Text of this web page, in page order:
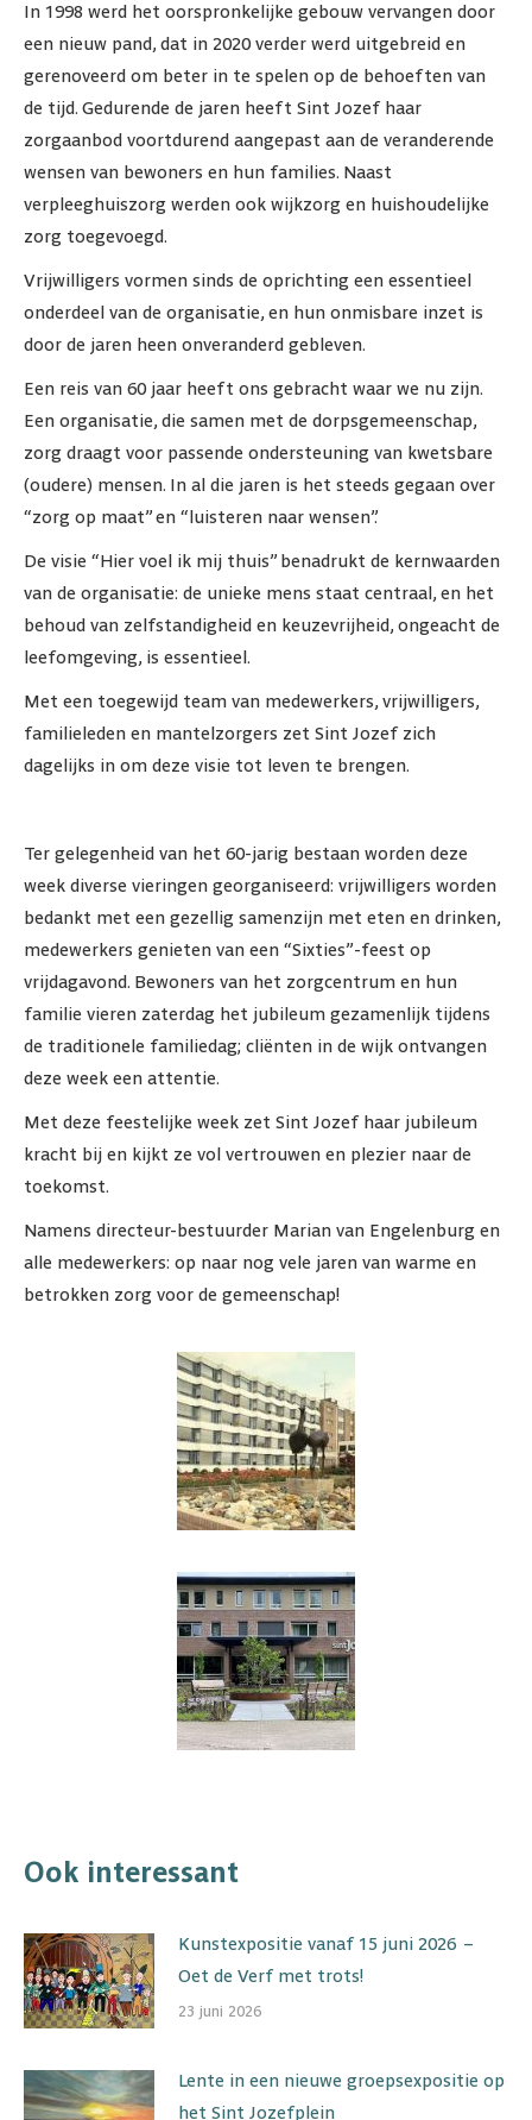
In 1998 werd het oorspronkelijke gebouw vervangen door
een nieuw pand, dat in 2020 verder werd uitgebreid en
gerenoveerd om beter in te spelen op de behoeften van
de tijd. Gedurende de jaren heeft Sint Jozef haar
zorgaanbod voortdurend aangepast aan de veranderende
wensen van bewoners en hun families. Naast
verpleeghuiszorg werden ook wijkzorg en huishoudelijke
zorg toegevoegd.
Vrijwilligers vormen sinds de oprichting een essentieel
onderdeel van de organisatie, en hun onmisbare inzet is
door de jaren heen onveranderd gebleven.
Een reis van 60 jaar heeft ons gebracht waar we nu zijn.
Een organisatie, die samen met de dorpsgemeenschap,
zorg draagt voor passende ondersteuning van kwetsbare
(oudere) mensen. In al die jaren is het steeds gegaan over
“zorg op maat” en “luisteren naar wensen”.
De visie “Hier voel ik mij thuis” benadrukt de kernwaarden
van de organisatie: de unieke mens staat centraal, en het
behoud van zelfstandigheid en keuzevrijheid, ongeacht de
leefomgeving, is essentieel.
Met een toegewijd team van medewerkers, vrijwilligers,
familieleden en mantelzorgers zet Sint Jozef zich
dagelijks in om deze visie tot leven te brengen.
Ter gelegenheid van het 60-jarig bestaan worden deze
week diverse vieringen georganiseerd: vrijwilligers worden
bedankt met een gezellig samenzijn met eten en drinken,
medewerkers genieten van een “Sixties”-feest op
vrijdagavond. Bewoners van het zorgcentrum en hun
familie vieren zaterdag het jubileum gezamenlijk tijdens
de traditionele familiedag; cliënten in de wijk ontvangen
deze week een attentie.
Met deze feestelijke week zet Sint Jozef haar jubileum
kracht bij en kijkt ze vol vertrouwen en plezier naar de
toekomst.
Namens directeur-bestuurder Marian van Engelenburg en
alle medewerkers: op naar nog vele jaren van warme en
betrokken zorg voor de gemeenschap!
Ook interessant
Kunstexpositie vanaf 15 juni 2026 –
Oet de Verf met trots!
23 juni 2026
Lente in een nieuwe groepsexpositie op
het Sint Jozefplein